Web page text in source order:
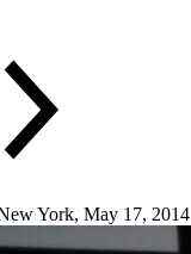
York, May 17, 2014